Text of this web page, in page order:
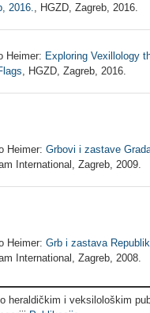
2016.
, HGZD, Zagreb, 2016.
Heimer: Exploring Vexillology
, HGZD, Zagreb, 2016.
Heimer: Grbovi i zastave
International, Zagreb, 2009.
Heimer:Grb i zastava
International, Zagreb, 2008.
heraldičkim i veksilološkim